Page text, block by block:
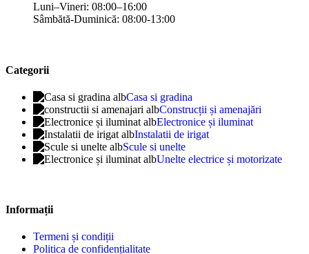
Luni–Vineri: 08:00–16:00
Sâmbătă-Duminică: 08:00-13:00
Categorii
Casa si gradina
Construcții și amenajări
Electronice și iluminat
Instalatii de irigat
Scule si unelte
Unelte electrice și motorizate
Informații
Termeni și condiții
Politica de confidențialitate